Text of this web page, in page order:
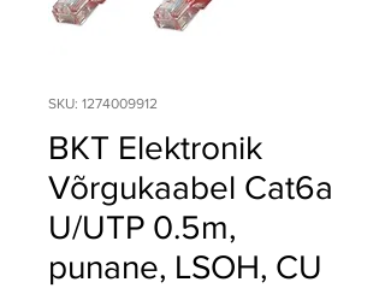
SKU: 1274009912
BKT Elektronik
Võrgukaabel Cat6a
U/UTP 0.5m,
punane, LSOH, CU